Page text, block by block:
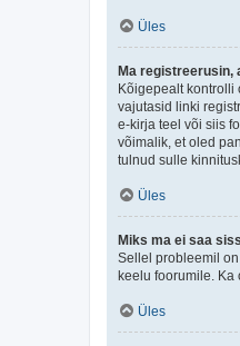
Üles
Ma registreerusin,
Kõigepealt kontrolli
vajutasid linki
e-kirja teel või siis
võimalik, et oled
tulnud sulle
Üles
Miks ma ei saa
Sellel probleemil
keelu foorumile. Ka
Üles